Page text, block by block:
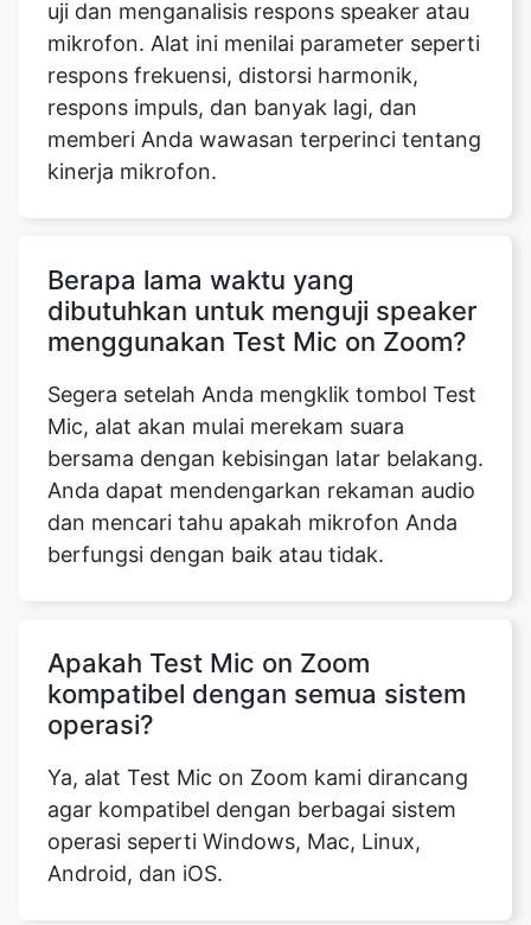
uji dan menganalisis respons speaker atau
mikrofon. Alat ini menilai parameter seperti
respons frekuensi, distorsi harmonik,
respons impuls, dan banyak lagi, dan
memberi Anda wawasan terperinci tentang
kinerja mikrofon.
Berapa lama waktu yang
dibutuhkan untuk menguji speaker
menggunakan Test Mic on Zoom?
Segera setelah Anda mengklik tombol Test
Mic, alat akan mulai merekam suara
bersama dengan kebisingan latar belakang.
Anda dapat mendengarkan rekaman audio
dan mencari tahu apakah mikrofon Anda
berfungsi dengan baik atau tidak.
Apakah Test Mic on Zoom
kompatibel dengan semua sistem
operasi?
Ya, alat Test Mic on Zoom kami dirancang
agar kompatibel dengan berbagai sistem
operasi seperti Windows, Mac, Linux,
Android, dan iOS.